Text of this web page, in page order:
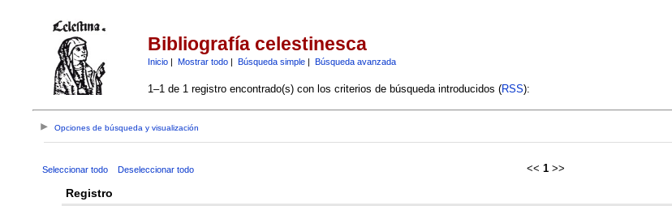
Bibliografía celestinesca
Inicio| Mostrar todo| Búsqueda simple| Búsqueda avanzada
1–1 de 1 registro encontrado(s) con los criterios de búsqueda introducidos (RSS):
Opciones de búsqueda y visualización
Seleccionar todo Deseleccionar todo << 1 >>
Registro